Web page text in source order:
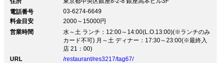
や、シャトーブリアン・フォアグラを使った本物の串か
つ(串揚げ)を是非ご堪能下さい！！
電話番号
03-6274-6649
料金目安
2000～15000円
営業時間
水～土 ランチ：12:00～14:00(L.O.13:00)(※ランチのみ
カード不可) 月～土 ディナー：17:30～23:00(※最終入
店 21：00)
URL
/restaurant/res3217/tag67/